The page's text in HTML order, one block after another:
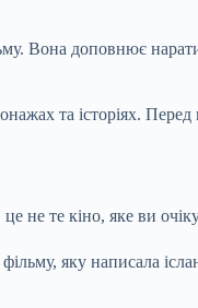
Вона доповнює
та історіях.
не те кіно, яке ви
яку написала